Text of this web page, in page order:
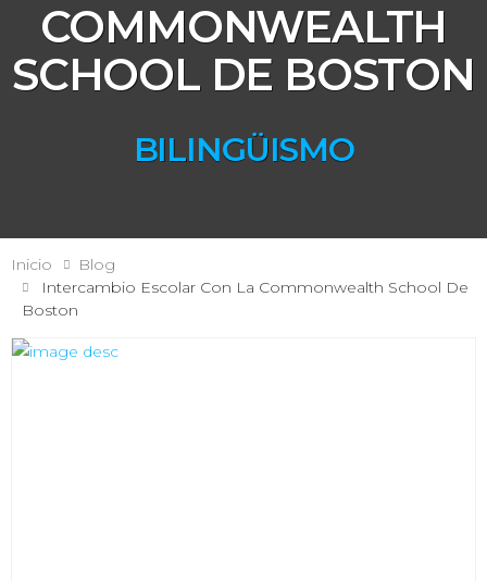
COMMONWEALTH
SCHOOL DE BOSTON
BILINGÜISMO
Inicio
Blog
Intercambio Escolar Con La Commonwealth School De
Boston